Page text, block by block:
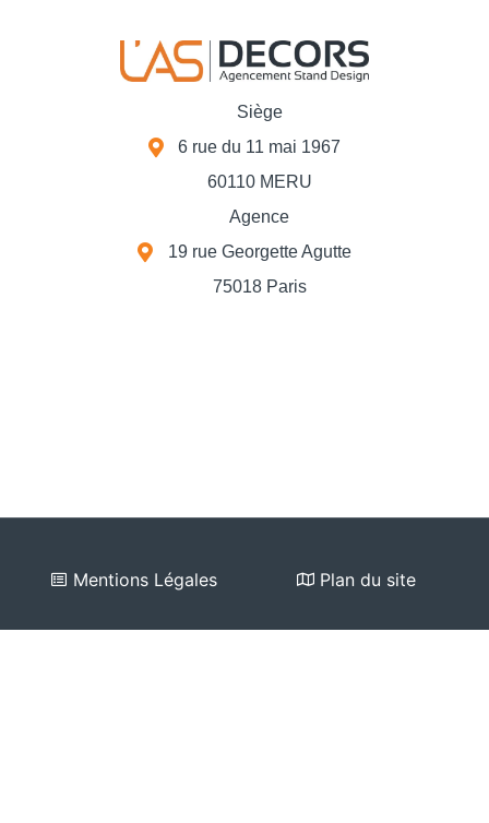
Siège
6 rue du 11 mai 1967
60110 MERU
Agence
19 rue Georgette Agutte
75018 Paris
Mentions Légales Plan du site